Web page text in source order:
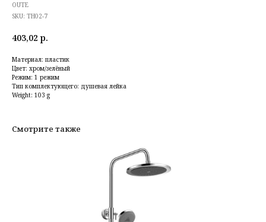
OUTE
SKU: TH02-7
403,02 р.
Материал: пластик
Цвет: хром/зелёный
Режим: 1 режим
Тип комплектующего: душевая лейка
Weight: 103 g
Смотрите также